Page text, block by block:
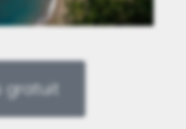
gratuit